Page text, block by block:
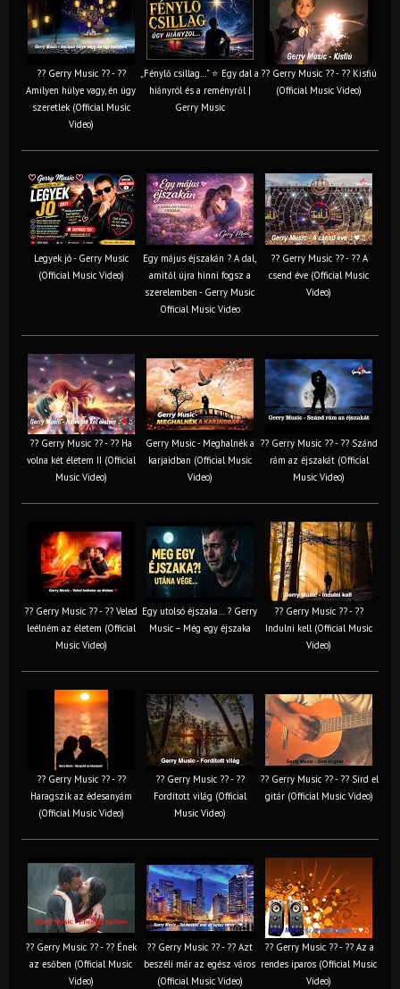
?? Gerry Music ?? - ??
Amilyen hülye vagy, én úgy
szeretlek (Official Music
Video)
„Fénylő csillag…” ⭐ Egy dal a
hiányról és a reményről |
Gerry Music
?? Gerry Music ?? - ?? Kisfiú
(Official Music Video)
Legyek jó - Gerry Music
(Official Music Video)
Egy május éjszakán ? A dal,
amitől újra hinni fogsz a
szerelemben - Gerry Music
Official Music Video
?? Gerry Music ?? - ?? A
csend éve (Official Music
Video)
?? Gerry Music ?? - ?? Ha
volna két életem II (Official
Music Video)
Gerry Music - Meghalnék a
karjaidban (Official Music
Video)
?? Gerry Music ?? - ?? Szánd
rám az éjszakát (Official
Music Video)
?? Gerry Music ?? - ?? Veled
leélném az életem (Official
Music Video)
Egy utolsó éjszaka… ? Gerry
Music – Még egy éjszaka
?? Gerry Music ?? - ??
Indulni kell (Official Music
Video)
?? Gerry Music ?? - ??
Haragszik az édesanyám
(Official Music Video)
?? Gerry Music ?? - ??
Fordított világ (Official
Music Video)
?? Gerry Music ?? - ?? Sírd el
gitár (Official Music Video)
?? Gerry Music ?? - ?? Ének
az esőben (Official Music
Video)
?? Gerry Music ?? - ?? Azt
beszéli már az egész város
(Official Music Video)
?? Gerry Music ?? - ?? Az a
rendes iparos (Official Music
Video)